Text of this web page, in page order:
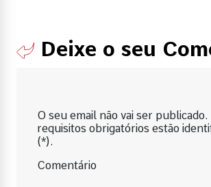
Deixe o seu
O seu email não vai ser publicado.
requisitos obrigatórios estão
(*).
Comentário